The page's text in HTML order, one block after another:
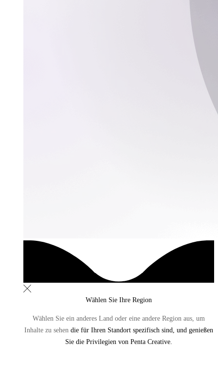
Wählen Sie Ihre Region
Wählen Sie ein anderes Land oder eine andere Region aus, um
Inhalte zu sehen die für Ihren Standort spezifisch sind, und genießen
Sie die Privilegien von Penta Creative.